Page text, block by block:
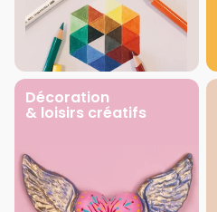
Décoration
& loisirs créatifs